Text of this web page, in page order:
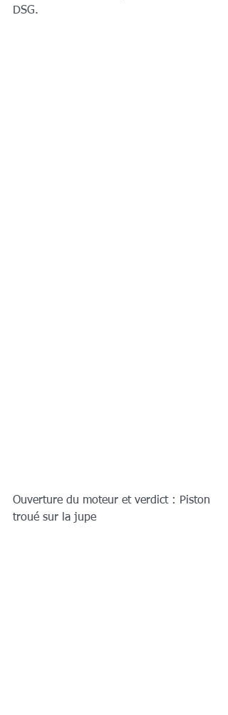
DSG.
Ouverture du moteur et verdict : Piston
troué sur la jupe